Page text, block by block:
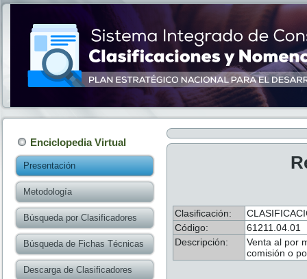
Enciclopedia Virtual
Presentación
Metodología
Búsqueda por Clasificadores
Búsqueda de Fichas Técnicas
Descarga de Clasificadores
Clasificación:
Código:
61211.04.01
Descripción:
Venta al por
comisión o